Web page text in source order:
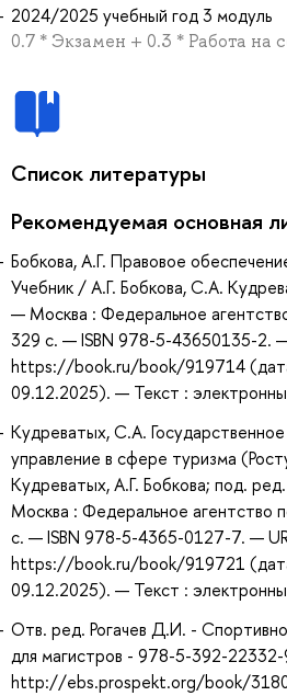
2024/2025 учебный год 3 модуль
0.7 * Экзамен + 0.3 * Работа на
Список литературы
Рекомендуемая основная
Бобкова, А.Г. Правовое
Учебник / А.Г. Бобкова, С.А.
— Москва : Федеральное
329 с. — ISBN 978-5-43650135-2.
https://book.ru/book/919714
09.12.2025). — Текст :
Кудреватых, С.А.
управление в сфере туризма
Кудреватых, А.Г. Бобкова; под.
Москва : Федеральное агентство
с. — ISBN 978-5-4365-0127-7. —
https://book.ru/book/919721
09.12.2025). — Текст :
Отв. ред. Рогачев Д.И. -
для магистров - 978-5-392-
http://ebs.prospekt.org/book/